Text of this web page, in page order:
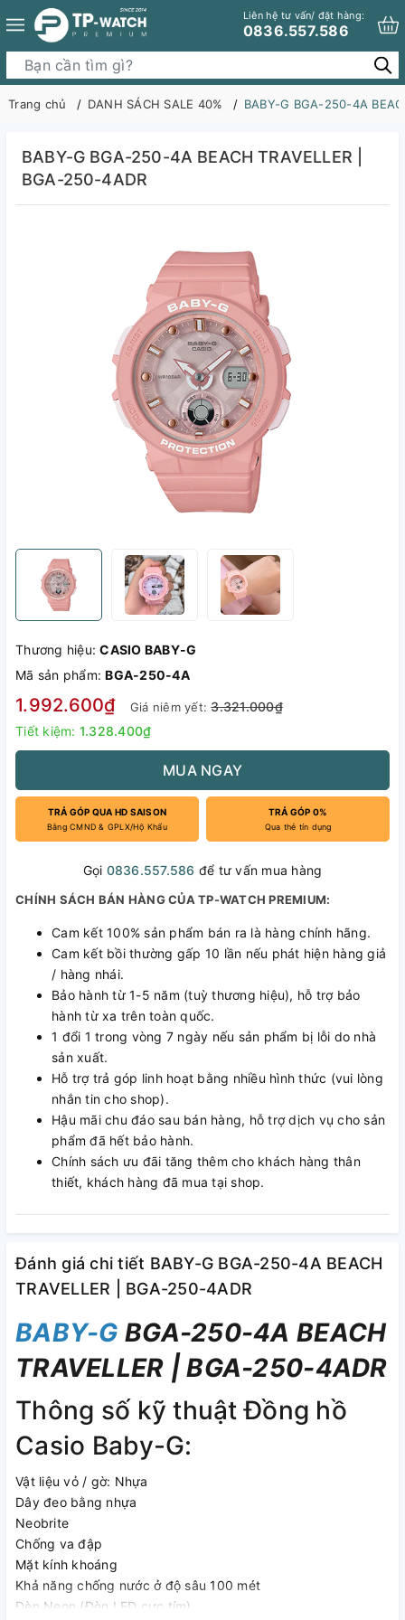
Liên hệ tư vấn/ đặt hàng:
0836.557.586
Trang chủ DANH SÁCH SALE 40% BABY-G BGA-250-4A
BABY-G BGA-250-4A BEACH TRAVELLER |
BGA-250-4ADR
Thương hiệu:CASIO BABY-G
Mã sản phẩm:BGA-250-4A
1.992.600₫ Giá niêm yết:3.321.000₫
Tiết kiệm: 1.328.400₫
MUA NGAY
TRẢ GÓP QUA HD SAISON
Bằng CMND & GPLX/Hộ Khẩu
TRẢ GÓP 0%
Qua thẻ tín dụng
Gọi 0836.557.586 để tư vấn mua hàng
CHÍNH SÁCH BÁN HÀNG CỦA TP-WATCH PREMIUM:
Cam kết 100% sản phẩm bán ra là hàng chính hãng.
Cam kết bồi thường gấp 10 lần nếu phát hiện hàng giả
/ hàng nhái.
Bảo hành từ 1-5 năm (tuỳ thương hiệu), hỗ trợ bảo
hành từ xa trên toàn quốc.
1 đổi 1 trong vòng 7 ngày nếu sản phẩm bị lỗi do nhà
sản xuất.
Hỗ trợ trả góp linh hoạt bằng nhiều hình thức (vui lòng
nhắn tin cho shop).
Hậu mãi chu đáo sau bán hàng, hỗ trợ dịch vụ cho sản
phẩm đã hết bảo hành.
Chính sách ưu đãi tăng thêm cho khách hàng thân
thiết, khách hàng đã mua tại shop.
Đánh giá chi tiết BABY-G BGA-250-4A BEACH
TRAVELLER | BGA-250-4ADR
BABY-G BGA-250-4A BEACH
TRAVELLER | BGA-250-4ADR
Thông số kỹ thuật Đồng hồ
Casio Baby-G:
Vật liệu vỏ / gờ: Nhựa
Dây đeo bằng nhựa
Neobrite
Chống va đập
Mặt kính khoáng
Khả năng chống nước ở độ sâu 100 mét
Đèn Neon (Đèn LED cực tím)